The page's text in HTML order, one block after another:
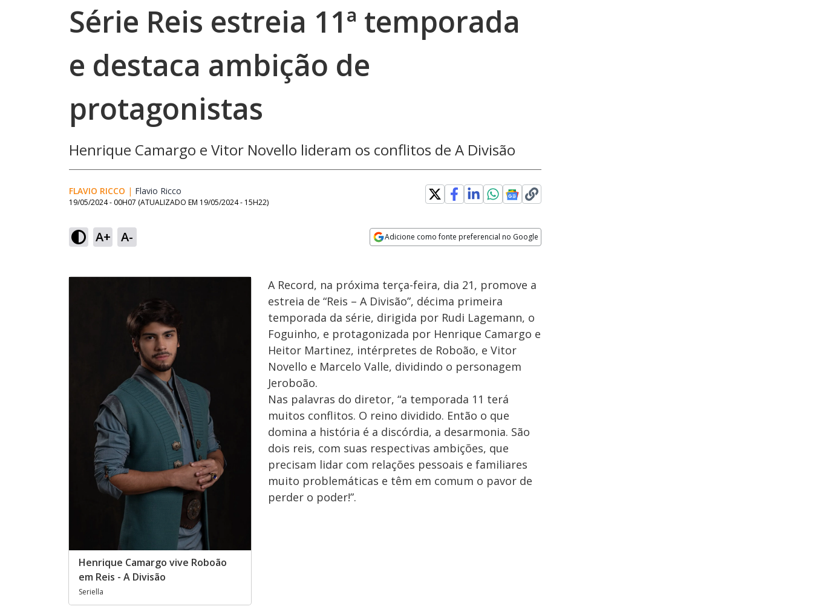
Série Reis estreia 11ª temporada
e destaca ambição de
protagonistas
Henrique Camargo e Vitor Novello lideram os conflitos de A Divisão
FLAVIO RICCO | Flavio Ricco
19/05/2024 - 00H07 (ATUALIZADO EM 19/05/2024 - 15H22)
A+ A- Adicione como fonte preferencial no Google
Henrique Camargo vive Roboão
em Reis - A Divisão
Seriella
A Record, na próxima terça-feira, dia 21, promove a
estreia de “Reis – A Divisão”, décima primeira
temporada da série, dirigida por Rudi Lagemann, o
Foguinho, e protagonizada por Henrique Camargo e
Heitor Martinez, intérpretes de Roboão, e Vitor
Novello e Marcelo Valle, dividindo o personagem
Jeroboão.
Nas palavras do diretor, “a temporada 11 terá
muitos conflitos. O reino dividido. Então o que
domina a história é a discórdia, a desarmonia. São
dois reis, com suas respectivas ambições, que
precisam lidar com relações pessoais e familiares
muito problemáticas e têm em comum o pavor de
perder o poder!”.